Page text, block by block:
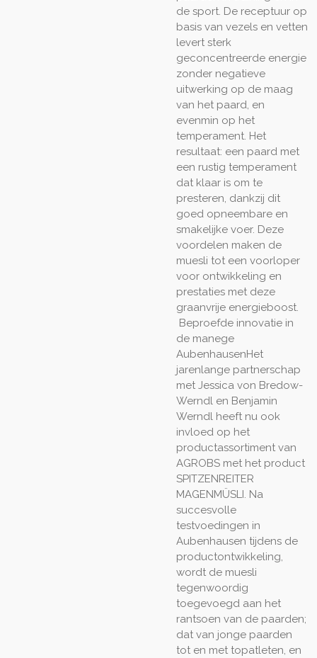
de sport. De receptuur op
basis van vezels en vetten
levert sterk
geconcentreerde energie
zonder negatieve
uitwerking op de maag
van het paard, en
evenmin op het
temperament. Het
resultaat: een paard met
een rustig temperament
dat klaar is om te
presteren, dankzij dit
goed opneembare en
smakelijke voer. Deze
voordelen maken de
muesli tot een voorloper
voor ontwikkeling en
prestaties met deze
graanvrije energieboost.
Beproefde innovatie in
de manege
AubenhausenHet
jarenlange partnerschap
met Jessica von Bredow-
Werndl en Benjamin
Werndl heeft nu ook
invloed op het
productassortiment van
AGROBS met het product
SPITZENREITER
MAGENMÜSLI. Na
succesvolle
testvoedingen in
Aubenhausen tijdens de
productontwikkeling,
wordt de muesli
tegenwoordig
toegevoegd aan het
rantsoen van de paarden;
dat van jonge paarden
tot en met topatleten, en